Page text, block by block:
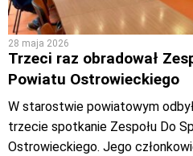
28 maja 2026
Trzeci raz obradował
Powiatu Ostrowieckiego
W starostwie powiatowym
trzecie spotkanie Zespołu Do
Ostrowieckiego. Jego